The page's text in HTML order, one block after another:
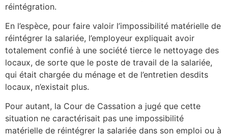
réintégration.
En l’espèce, pour faire valoir l’impossibilité matérielle de
réintégrer la salariée, l’employeur expliquait avoir
totalement confié à une société tierce le nettoyage des
locaux, de sorte que le poste de travail de la salariée,
qui était chargée du ménage et de l’entretien desdits
locaux, n’existait plus.
Pour autant, la Cour de Cassation a jugé que cette
situation ne caractérisait pas une impossibilité
matérielle de réintégrer la salariée dans son emploi ou à